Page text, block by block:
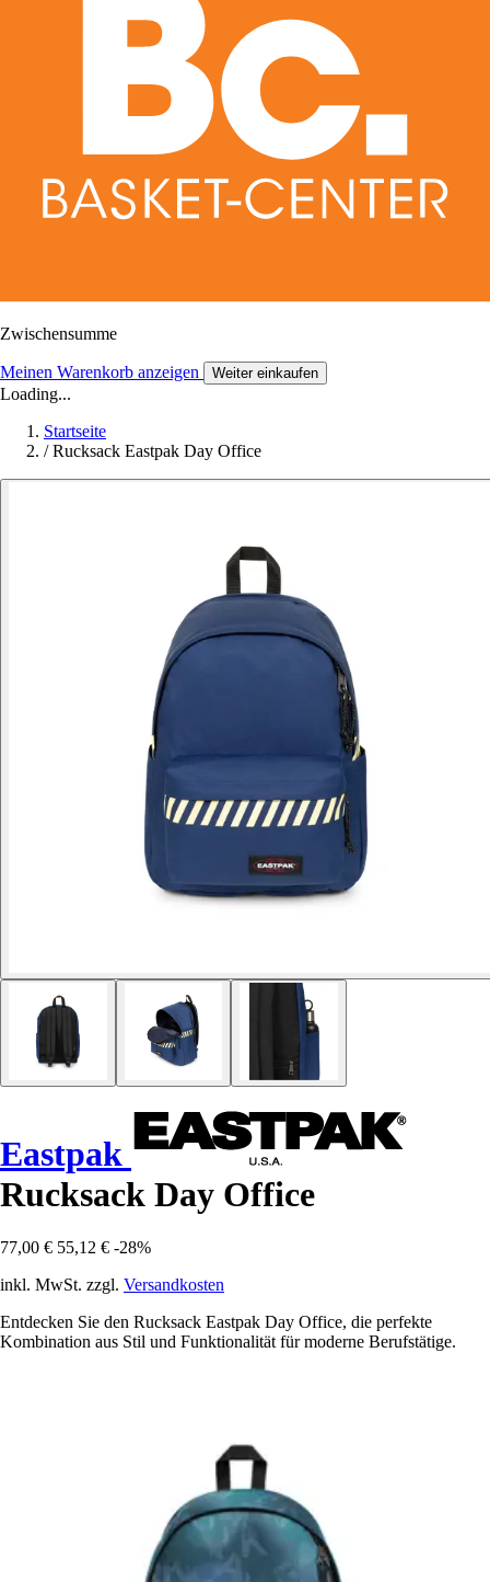
Zwischensumme
Meinen Warenkorb anzeigen Weiter einkaufen
Loading...
Startseite
/ Rucksack Eastpak Day Office
Eastpak
Rucksack Day Office
77,00 € 55,12 € -28%
inkl. MwSt. zzgl. Versandkosten
Entdecken Sie den Rucksack Eastpak Day Office, die perfekte
Kombination aus Stil und Funktionalität für moderne Berufstätige.